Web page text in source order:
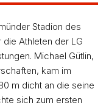
Stadion des
Athleten der LG
Michael Gütlin,
kam im
m dicht an die seine
sich zum ersten